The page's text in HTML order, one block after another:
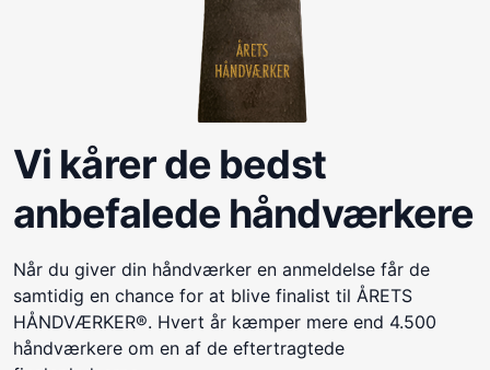
Vi kårer de bedst
anbefalede håndværkere
Når du giver din håndværker en anmeldelse får de
samtidig en chance for at blive finalist til ÅRETS
HÅNDVÆRKER®. Hvert år kæmper mere end 4.500
håndværkere om en af de eftertragtede